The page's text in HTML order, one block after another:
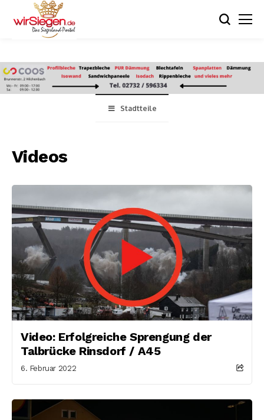
Stadtteile
Videos
Video: Erfolgreiche Sprengung der
Talbrücke Rinsdorf / A45
6. Februar 2022